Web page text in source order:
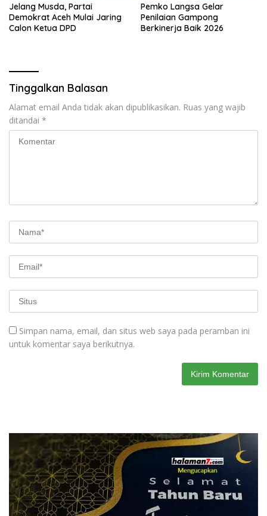
Jelang Musda, Partai
Demokrat Aceh Mulai Jaring
Calon Ketua DPD
Pemko Langsa Gelar
Penilaian Gampong
Berkinerja Baik 2026
Tinggalkan Balasan
Alamat email Anda tidak akan dipublikasikan. Ruas yang wajib
ditandai *
Simpan nama, email, dan situs web saya pada peramban ini
untuk komentar saya berikutnya.